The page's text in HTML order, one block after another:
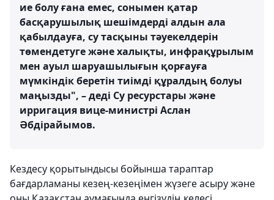
ие болу ғана емес, сонымен қатар
басқарушылық шешімдерді алдын ала
қабылдауға, су тасқыны тәуекелдерін
төмендетуге және халықты, инфрақұрылым
мен ауыл шаруашылығын қорғауға
мүмкіндік беретін тиімді құралдың болуы
маңызды", – деді Су ресурстары және
ирригация вице-министрі Аслан
Әбдірайымов.
Кездесу қорытындысы бойынша тараптар
бағдарламаны кезең-кезеңімен жүзеге асыру және